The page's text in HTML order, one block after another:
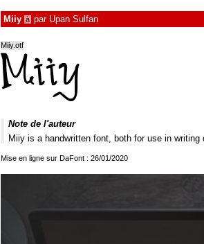
Miiy à par Upan Sulfan
Miiy.otf
Note de l'auteur
Miiy is a handwritten font, both for use in writing
Mise en ligne sur DaFont : 26/01/2020